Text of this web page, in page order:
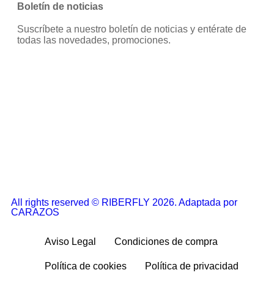
Boletín de noticias
Suscríbete a nuestro boletín de noticias y entérate de
todas las novedades, promociones.
All rights reserved © RIBERFLY 2026. Adaptada por
CARAZOS
Aviso Legal Condiciones de compra
Política de cookies Política de privacidad